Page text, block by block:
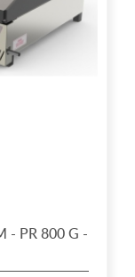
- PR 800 G -